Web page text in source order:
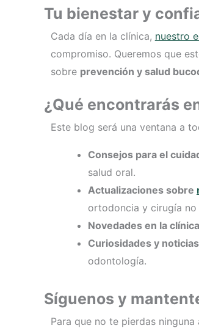
Tu bienestar y
Cada día en la clínica, nuestro
compromiso. Queremos que
sobre prevención y salud
¿Qué encontrarás
Este blog será una ventana a
Consejos para el
salud oral.
Actualizaciones sobre
ortodoncia y cirugía no
Novedades en la clínica
Curiosidades y
odontología.
Síguenos y
Para que no te pierdas